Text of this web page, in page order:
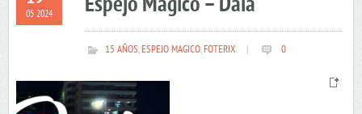
05 2024
15 AÑOS,ESPEJO MAGICO,FOTERIX 0